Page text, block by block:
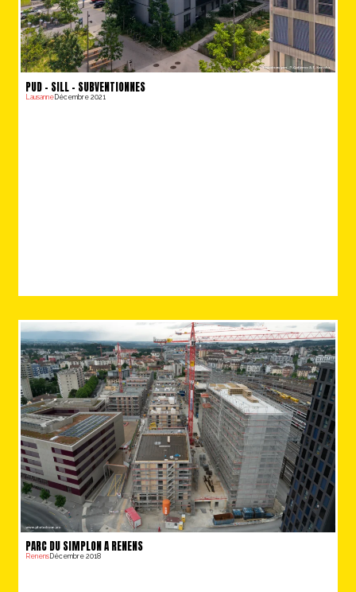
PUD – SILL – SUBVENTIONNES
LausanneDécembre 2021
PARC DU SIMPLON A RENENS
RenensDécembre 2018